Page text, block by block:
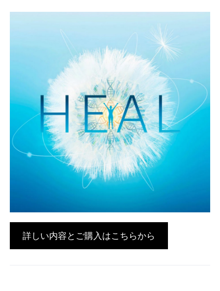
詳しい内容とご購入はこちらから